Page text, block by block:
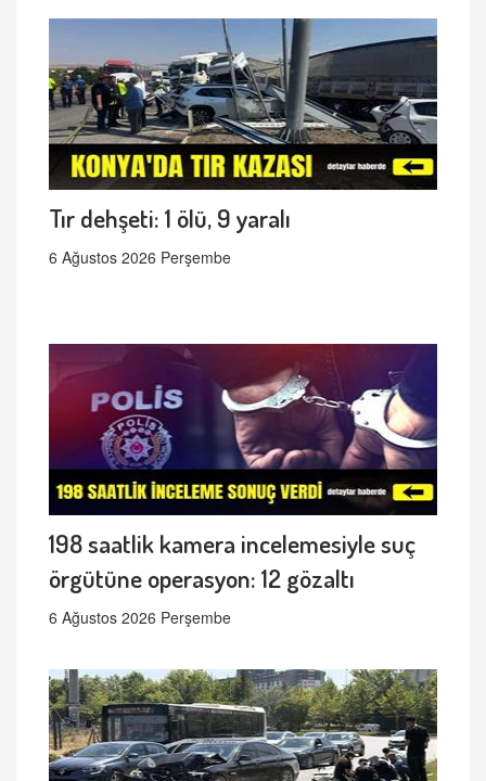
Tır dehşeti: 1 ölü, 9 yaralı
6 Ağustos 2026 Perşembe
198 saatlik kamera incelemesiyle suç
örgütüne operasyon: 12 gözaltı
6 Ağustos 2026 Perşembe